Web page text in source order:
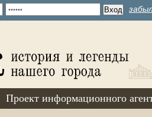
Проект информационного